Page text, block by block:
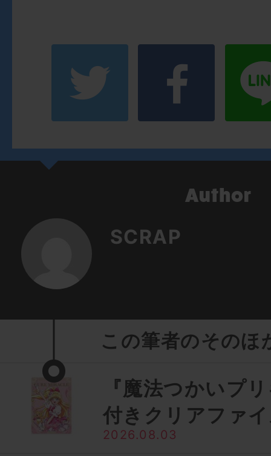
SCRAP
この筆者のそのほ
『魔法つかいプ
付きクリアファ
2026.08.03